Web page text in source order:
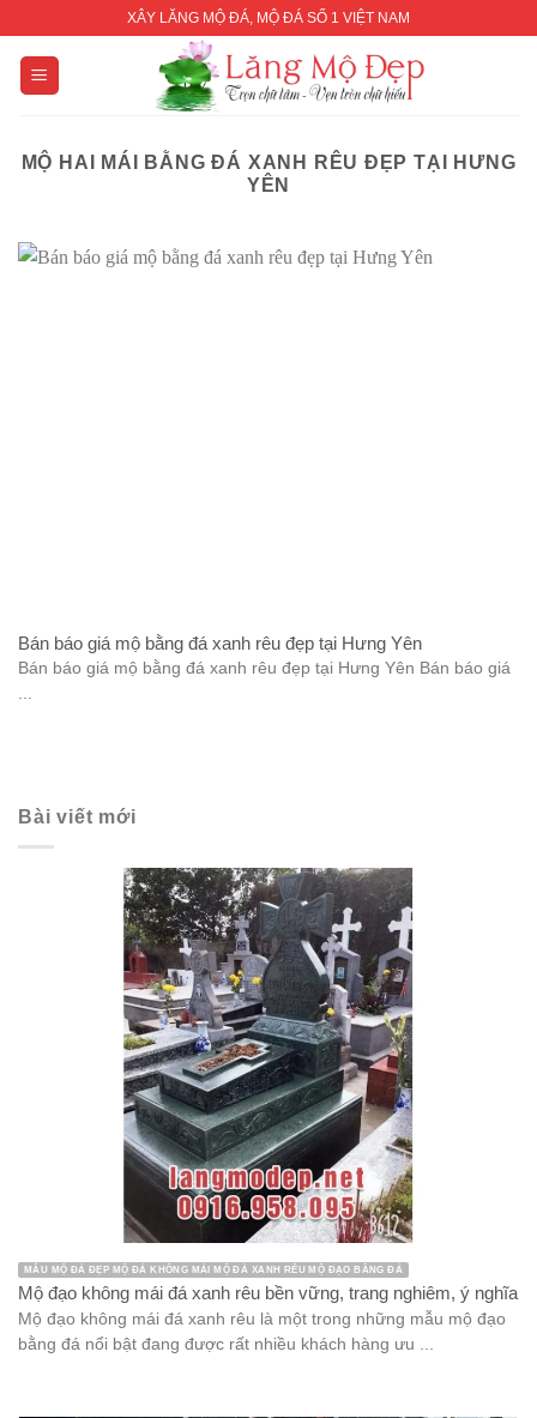
content
XÂY LĂNG MỘ ĐÁ, MỘ ĐÁ SỐ 1 VIỆT NAM
MỘ HAI MÁI BẰNG ĐÁ XANH RÊU ĐẸP TẠI HƯNG
YÊN
Bán báo giá mộ bằng đá xanh rêu đẹp tại Hưng Yên
Bán báo giá mộ bằng đá xanh rêu đẹp tại Hưng Yên Bán báo giá
...
Bài viết mới
MẪU MỘ ĐÁ ĐẸP MỘ ĐÁ KHÔNG MÁI MỘ ĐÁ XANH RÊU MỘ ĐẠO BẰNG ĐÁ
Mộ đạo không mái đá xanh rêu bền vững, trang nghiêm, ý nghĩa
Mộ đạo không mái đá xanh rêu là một trong những mẫu mộ đạo
bằng đá nổi bật đang được rất nhiều khách hàng ưu ...